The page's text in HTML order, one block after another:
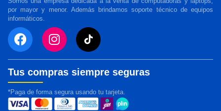
por mayor y menor. Además brindamos soporte técnico de equipos
informáticos.
Tus compras siempre seguras
*Paga de forma segura usando tu tarjeta.